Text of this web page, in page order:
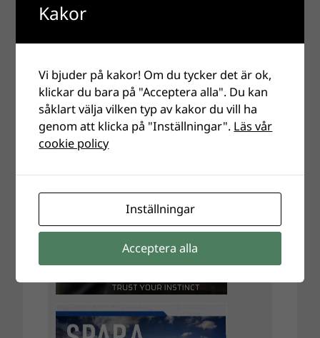
Kakor
Vi bjuder på kakor! Om du tycker det är ok,
klickar du bara på "Acceptera alla". Du kan
såklart välja vilken typ av kakor du vill ha
genom att klicka på "Inställningar". Läs vår
cookie policy
Inställningar
Acceptera alla